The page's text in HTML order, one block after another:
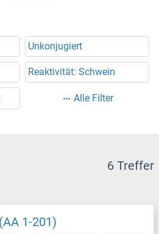
Unkonjugiert
Reaktivität: Schwein
Alle Filter
6 Treffer
1-201)